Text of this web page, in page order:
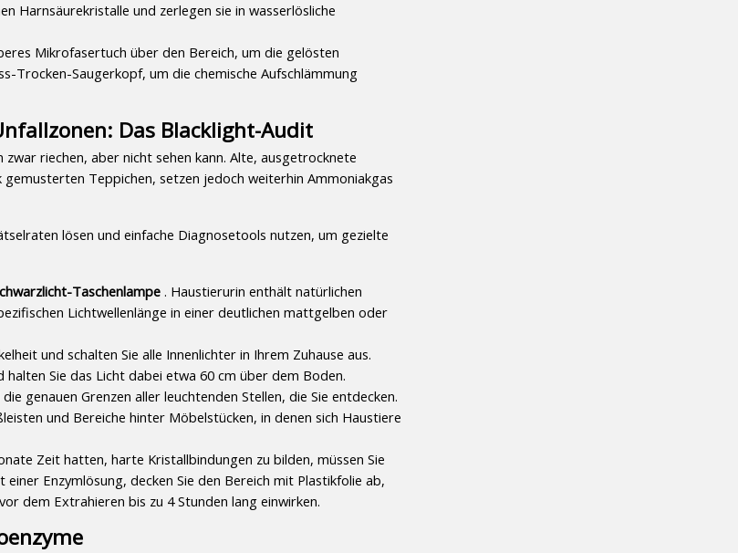
Harnsäurekristalle und zerlegen sie in wasserlösliche
Mikrofasertuch über den Bereich, um die gelösten
Trocken-Saugerkopf, um die chemische Aufschlämmung
Das Blacklight-Audit
riechen, aber nicht sehen kann. Alte, ausgetrocknete
Teppichen, setzen jedoch weiterhin Ammoniakgas
lösen und einfache Diagnosetools nutzen, um gezielte
Taschenlampe . Haustierurin enthält natürlichen
Lichtwellenlänge in einer deutlichen mattgelben oder
und schalten Sie alle Innenlichter in Ihrem Zuhause aus.
Sie das Licht dabei etwa 60 cm über dem Boden.
genauen Grenzen aller leuchtenden Stellen, die Sie entdecken.
und Bereiche hinter Möbelstücken, in denen sich Haustiere
Zeit hatten, harte Kristallbindungen zu bilden, müssen Sie
Enzymlösung, decken Sie den Bereich mit Plastikfolie ab,
dem Extrahieren bis zu 4 Stunden lang einwirken.